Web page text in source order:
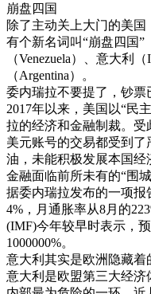
崩盘四国
除了主动关上大门的美国
有个新名词叫“崩盘四国
（Venezuela）、意大利
（Argentina）。
委内瑞拉不要提了，钞票
2017年以来，美国以“民
拉的经济和金融制裁。
美元账号的交易都受到
油，未能积极发展本国
金融面临前所未有的“围城
据委内瑞拉发布的一项
4%，月通胀率从8月的
(IMF)今年较早时表示，
1000000%。
意大利其实是欧洲隐藏着
意大利是欧盟第三大经